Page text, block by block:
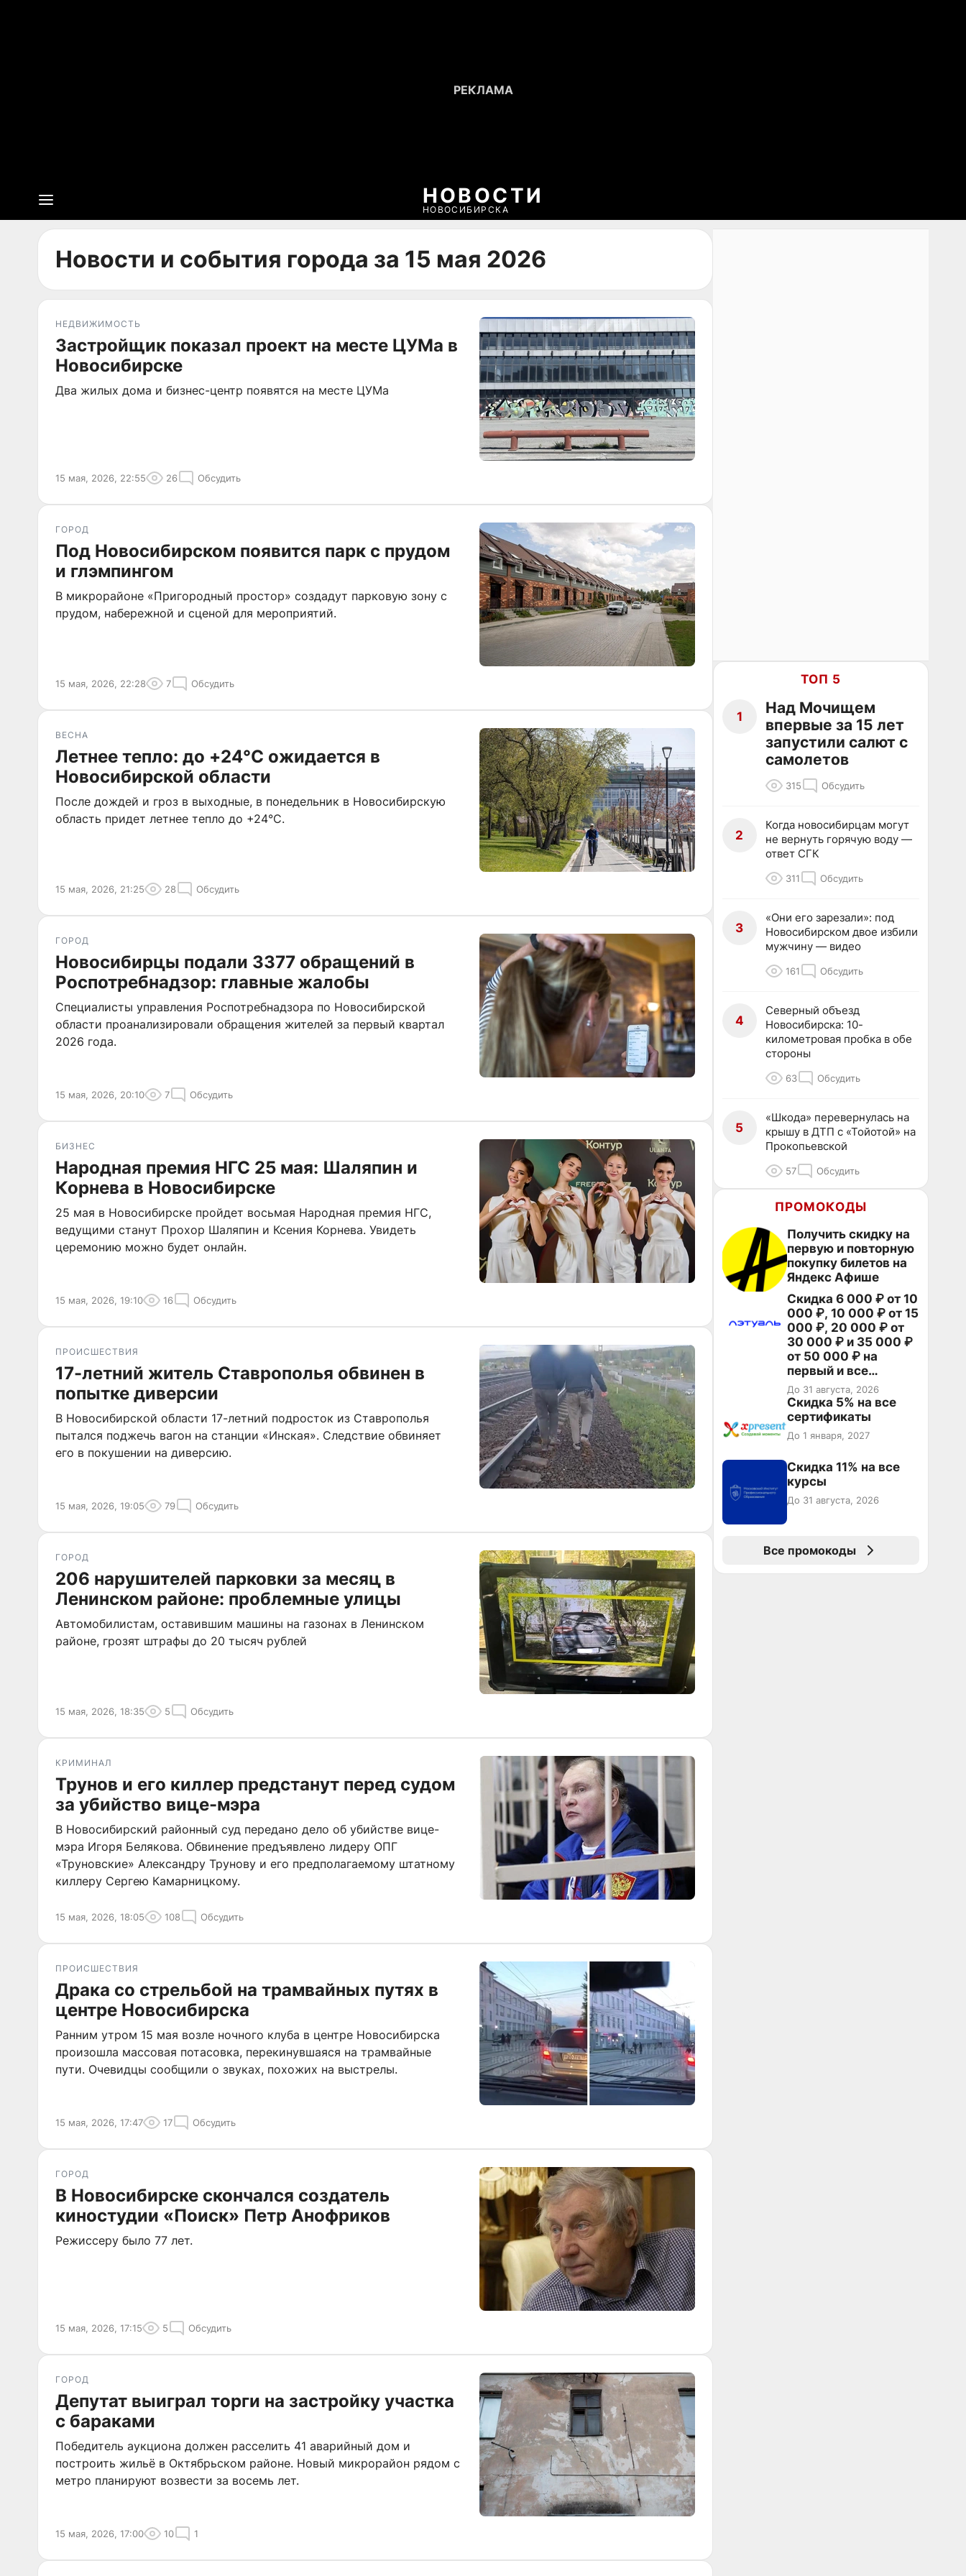
НОВОСТИ
НОВОСИБИРСКА
Новости и события города за 15 мая 2026
НЕДВИЖИМОСТЬ
Застройщик показал проект на месте ЦУМа в
Новосибирске
Два жилых дома и бизнес-центр появятся на месте ЦУМа
15 мая, 2026, 22:55 26 Обсудить
ГОРОД
Под Новосибирском появится парк с прудом
и глэмпингом
В микрорайоне «Пригородный простор» создадут парковую зону с
прудом, набережной и сценой для мероприятий.
15 мая, 2026, 22:28 7 Обсудить
ВЕСНА
Летнее тепло: до +24°C ожидается в
Новосибирской области
После дождей и гроз в выходные, в понедельник в Новосибирскую
область придет летнее тепло до +24°C.
15 мая, 2026, 21:25 28 Обсудить
ГОРОД
Новосибирцы подали 3377 обращений в
Роспотребнадзор: главные жалобы
Специалисты управления Роспотребнадзора по Новосибирской
области проанализировали обращения жителей за первый квартал
2026 года.
15 мая, 2026, 20:10 7 Обсудить
БИЗНЕС
Народная премия НГС 25 мая: Шаляпин и
Корнева в Новосибирске
25 мая в Новосибирске пройдет восьмая Народная премия НГС,
ведущими станут Прохор Шаляпин и Ксения Корнева. Увидеть
церемонию можно будет онлайн.
15 мая, 2026, 19:10 16 Обсудить
ПРОИСШЕСТВИЯ
17-летний житель Ставрополья обвинен в
попытке диверсии
В Новосибирской области 17-летний подросток из Ставрополья
пытался поджечь вагон на станции «Инская». Следствие обвиняет
его в покушении на диверсию.
15 мая, 2026, 19:05 79 Обсудить
ГОРОД
206 нарушителей парковки за месяц в
Ленинском районе: проблемные улицы
Автомобилистам, оставившим машины на газонах в Ленинском
районе, грозят штрафы до 20 тысяч рублей
15 мая, 2026, 18:35 5 Обсудить
КРИМИНАЛ
Трунов и его киллер предстанут перед судом
за убийство вице-мэра
В Новосибирский районный суд передано дело об убийстве вице-
мэра Игоря Белякова. Обвинение предъявлено лидеру ОПГ
«Труновские» Александру Трунову и его предполагаемому штатному
киллеру Сергею Камарницкому.
15 мая, 2026, 18:05 108 Обсудить
ПРОИСШЕСТВИЯ
Драка со стрельбой на трамвайных путях в
центре Новосибирска
Ранним утром 15 мая возле ночного клуба в центре Новосибирска
произошла массовая потасовка, перекинувшаяся на трамвайные
пути. Очевидцы сообщили о звуках, похожих на выстрелы.
15 мая, 2026, 17:47 17 Обсудить
ГОРОД
В Новосибирске скончался создатель
киностудии «Поиск» Петр Анофриков
Режиссеру было 77 лет.
15 мая, 2026, 17:15 5 Обсудить
ГОРОД
Депутат выиграл торги на застройку участка
с бараками
Победитель аукциона должен расселить 41 аварийный дом и
построить жильё в Октябрьском районе. Новый микрорайон рядом с
метро планируют возвести за восемь лет.
15 мая, 2026, 17:00 10 1
ТОП 5
1
Над Мочищем
впервые за 15 лет
запустили салют с
самолетов
315 Обсудить
2
Когда новосибирцам могут
не вернуть горячую воду —
ответ СГК
311 Обсудить
3
«Они его зарезали»: под
Новосибирском двое избили
мужчину — видео
161 Обсудить
4
Северный объезд
Новосибирска: 10-
километровая пробка в обе
стороны
63 Обсудить
5
«Шкода» перевернулась на
крышу в ДТП с «Тойотой» на
Прокопьевской
57 Обсудить
ПРОМОКОДЫ
Получить скидку на
первую и повторную
покупку билетов на
Яндекс Афише
Скидка 6 000 ₽ от 10
000 ₽, 10 000 ₽ от 15
000 ₽, 20 000 ₽ от
30 000 ₽ и 35 000 ₽
от 50 000 ₽ на
первый и все
повторные заказы по
промокоду НАБЕРИ
До 31 августа, 2026
Скидка 5% на все
сертификаты
До 1 января, 2027
Скидка 11% на все
курсы
До 31 августа, 2026
Все промокоды